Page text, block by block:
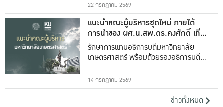
22 กรกฎาคม 2569
แนะนำคณะผู้บริหารชุดใหม่ ภายใต้
การนำของ ผศ.น.สพ.ดร.คงศักดิ์ เที่ยง
ธรรม
รักษาการแทนอธิการบดีมหาวิทยาลัย
เกษตรศาสตร์ พร้อมด้วยรองอธิการบดีทั้ง
14 กรกฎาคม 2569
ข่าวทั้งหมด